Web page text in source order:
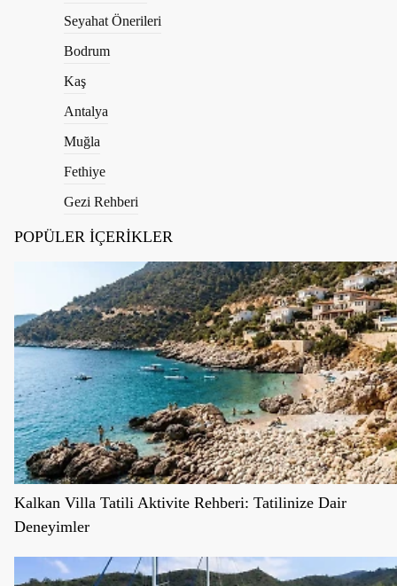
Seyahat Önerileri
Bodrum
Kaş
Antalya
Muğla
Fethiye
Gezi Rehberi
POPÜLER İÇERİKLER
Kalkan Villa Tatili Aktivite Rehberi: Tatilinize Dair
Deneyimler